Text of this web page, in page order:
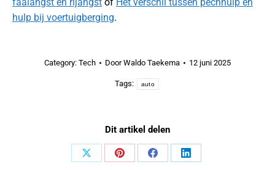
hulp bij voertuigberging.
Category: Tech DoorWaldo Taekema 12 juni 2025
Tags: auto
Dit artikel delen
Share
Share
Share
Share